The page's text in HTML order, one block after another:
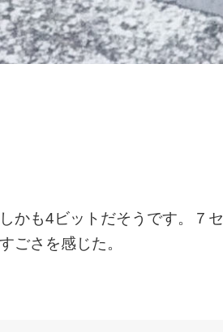
かも4ビットだそうです。７セ
ごさを感じた。